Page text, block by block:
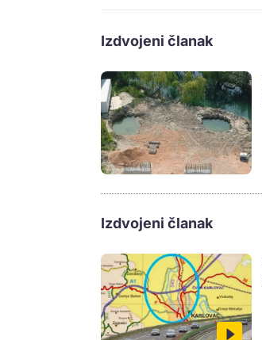
Izdvojeni članak
Izdvojeni članak